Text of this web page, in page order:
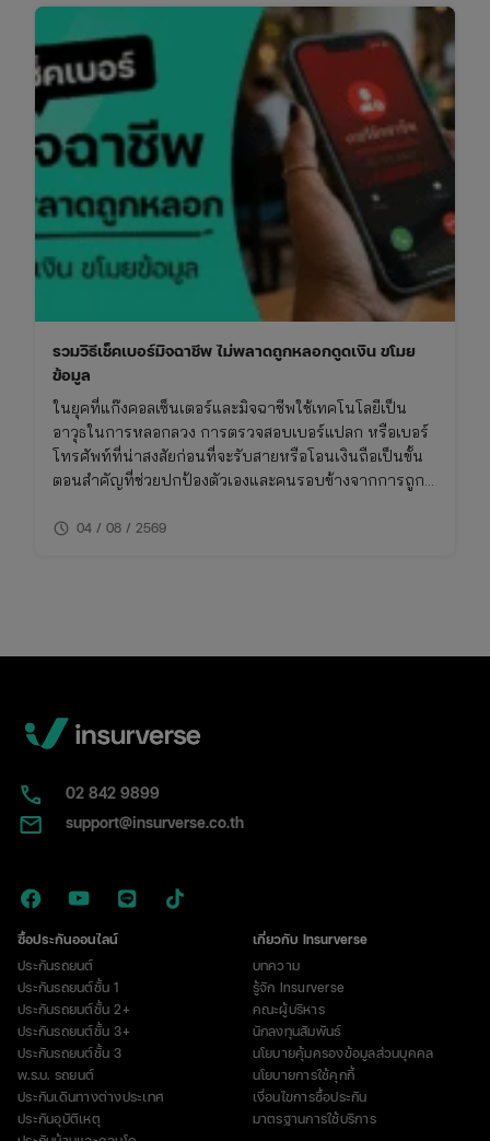
วัน
ไทย-
จีน
เทศกาล
สารท
รวมวิธีเช็คเบอร์มิจฉาชีพ ไม่พลาดถูกหลอกดูดเงิน ขโมย
ข้อมูล
ในยุคที่แก๊งคอลเซ็นเตอร์และมิจฉาชีพใช้เทคโนโลยีเป็น
อาวุธในการหลอกลวง การตรวจสอบเบอร์แปลก หรือเบอร์
โทรศัพท์ที่น่าสงสัยก่อนที่จะรับสายหรือโอนเงินถือเป็นขั้น
ตอนสำคัญที่ช่วยปกป้องตัวเองและคนรอบข้างจากการถูก
ต้องและใช้เครื่องมือที่เหมาะสม บทความนี้จึงรวบรวมวิธี
schedule 04 / 08 / 2569
02​ 842 9899
support@insurverse.co.th
ซื้อประกันออนไลน์
ประกันรถยนต์
ประกันรถยนต์ชั้น 1
ประกันรถยนต์ชั้น 2+
ประกันรถยนต์ชั้น 3+
ประกันรถยนต์ชั้น 3
พ.ร.บ. รถยนต์
ประกันเดินทางต่างประเทศ
ประกันอุบัติเหตุ
เกี่ยวกับ Insurverse
บทความ
รู้จัก Insurverse
คณะผู้บริหาร
นักลงทุนสัมพันธ์
นโยบายคุ้มครองข้อมูลส่วนบุคคล
นโยบายการใช้คุกกี้
เงื่อนไขการซื้อประกัน
มาตรฐานการใช้บริการ